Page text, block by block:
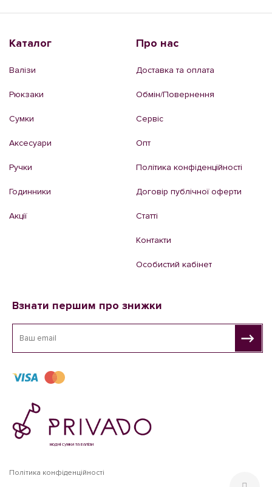
Каталог
Валізи
Рюкзаки
Сумки
Аксесуари
Ручки
Годинники
Акції
Про нас
Доставка та оплата
Обмін/Повернення
Сервіс
Опт
Політика конфіденційності
Договір публічної оферти
Статті
Контакти
Особистий кабінет
Взнати першим про знижки
модні сумки та валізи
Політика конфіденційності